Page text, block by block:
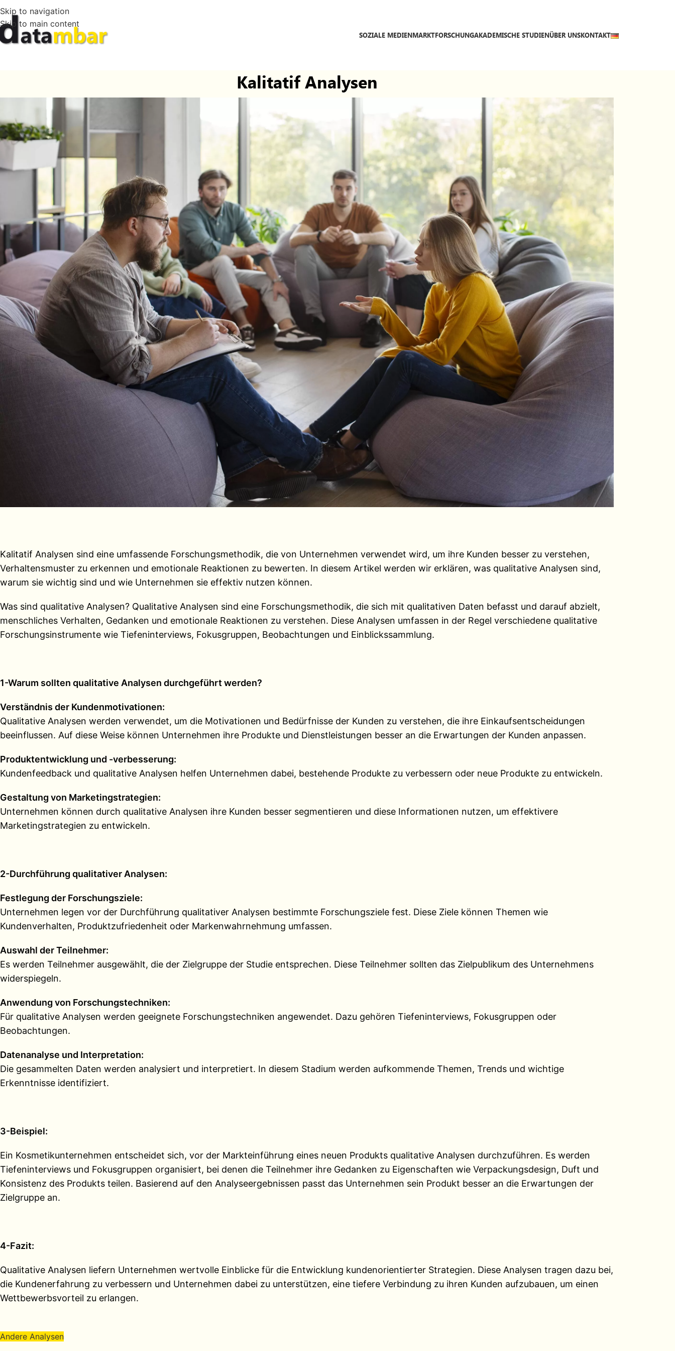
Skip to navigation
Skip to main content
SOZIALE MEDIENMARKTFORSCHUNGAKADEMISCHE STUDIENÜBER UNSKONTAKT
Kalitatif Analysen
Kalitatif Analysen sind eine umfassende Forschungsmethodik, die von Unternehmen verwendet wird, um ihre Kunden besser zu verstehen,
Verhaltensmuster zu erkennen und emotionale Reaktionen zu bewerten. In diesem Artikel werden wir erklären, was qualitative Analysen sind,
warum sie wichtig sind und wie Unternehmen sie effektiv nutzen können.
Was sind qualitative Analysen? Qualitative Analysen sind eine Forschungsmethodik, die sich mit qualitativen Daten befasst und darauf abzielt,
menschliches Verhalten, Gedanken und emotionale Reaktionen zu verstehen. Diese Analysen umfassen in der Regel verschiedene qualitative
Forschungsinstrumente wie Tiefeninterviews, Fokusgruppen, Beobachtungen und Einblickssammlung.
1-Warum sollten qualitative Analysen durchgeführt werden?
Verständnis der Kundenmotivationen:
Qualitative Analysen werden verwendet, um die Motivationen und Bedürfnisse der Kunden zu verstehen, die ihre Einkaufsentscheidungen
beeinflussen. Auf diese Weise können Unternehmen ihre Produkte und Dienstleistungen besser an die Erwartungen der Kunden anpassen.
Produktentwicklung und -verbesserung:
Kundenfeedback und qualitative Analysen helfen Unternehmen dabei, bestehende Produkte zu verbessern oder neue Produkte zu entwickeln.
Gestaltung von Marketingstrategien:
Unternehmen können durch qualitative Analysen ihre Kunden besser segmentieren und diese Informationen nutzen, um effektivere
Marketingstrategien zu entwickeln.
2-Durchführung qualitativer Analysen:
Festlegung der Forschungsziele:
Unternehmen legen vor der Durchführung qualitativer Analysen bestimmte Forschungsziele fest. Diese Ziele können Themen wie
Kundenverhalten, Produktzufriedenheit oder Markenwahrnehmung umfassen.
Auswahl der Teilnehmer:
Es werden Teilnehmer ausgewählt, die der Zielgruppe der Studie entsprechen. Diese Teilnehmer sollten das Zielpublikum des Unternehmens
widerspiegeln.
Anwendung von Forschungstechniken:
Für qualitative Analysen werden geeignete Forschungstechniken angewendet. Dazu gehören Tiefeninterviews, Fokusgruppen oder
Beobachtungen.
Datenanalyse und Interpretation:
Die gesammelten Daten werden analysiert und interpretiert. In diesem Stadium werden aufkommende Themen, Trends und wichtige
Erkenntnisse identifiziert.
3-Beispiel:
Ein Kosmetikunternehmen entscheidet sich, vor der Markteinführung eines neuen Produkts qualitative Analysen durchzuführen. Es werden
Tiefeninterviews und Fokusgruppen organisiert, bei denen die Teilnehmer ihre Gedanken zu Eigenschaften wie Verpackungsdesign, Duft und
Konsistenz des Produkts teilen. Basierend auf den Analyseergebnissen passt das Unternehmen sein Produkt besser an die Erwartungen der
Zielgruppe an.
4-Fazit:
Qualitative Analysen liefern Unternehmen wertvolle Einblicke für die Entwicklung kundenorientierter Strategien. Diese Analysen tragen dazu bei,
die Kundenerfahrung zu verbessern und Unternehmen dabei zu unterstützen, eine tiefere Verbindung zu ihren Kunden aufzubauen, um einen
Wettbewerbsvorteil zu erlangen.
Andere Analysen